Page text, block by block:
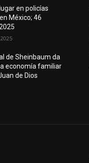
en policías
México; 46
de Sheinbaum da
economía familiar
de Dios